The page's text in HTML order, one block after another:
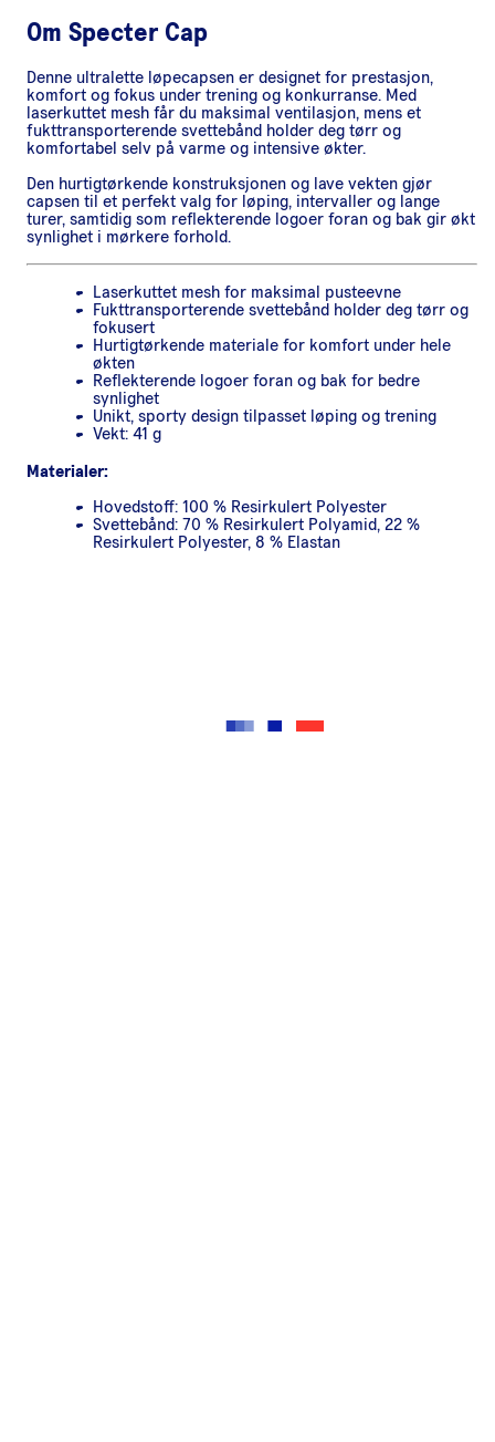
Om Specter Cap
Denne ultralette løpecapsen er designet for prestasjon,
komfort og fokus under trening og konkurranse. Med
laserkuttet mesh får du maksimal ventilasjon, mens et
fukttransporterende svettebånd holder deg tørr og
komfortabel selv på varme og intensive økter.
Den hurtigtørkende konstruksjonen og lave vekten gjør
capsen til et perfekt valg for løping, intervaller og lange
turer, samtidig som reflekterende logoer foran og bak gir økt
synlighet i mørkere forhold.
Laserkuttet mesh for maksimal pusteevne
Fukttransporterende svettebånd holder deg tørr og
fokusert
Hurtigtørkende materiale for komfort under hele
økten
Reflekterende logoer foran og bak for bedre
synlighet
Unikt, sporty design tilpasset løping og trening
Vekt: 41 g
Materialer:
Hovedstoff: 100 % Resirkulert Polyester
Svettebånd: 70 % Resirkulert Polyamid, 22 %
Resirkulert Polyester, 8 % Elastan